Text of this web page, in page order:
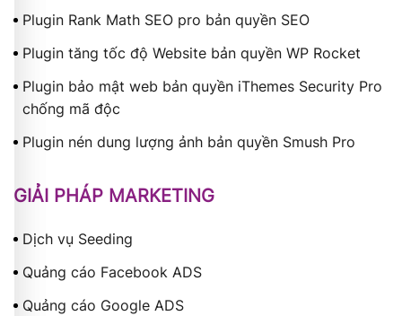
Plugin Rank Math SEO pro bản quyền SEO
Plugin tăng tốc độ Website bản quyền WP Rocket
Plugin bảo mật web bản quyền iThemes Security Pro
chống mã độc
Plugin nén dung lượng ảnh bản quyền Smush Pro
GIẢI PHÁP MARKETING
Dịch vụ Seeding
Quảng cáo Facebook ADS
Quảng cáo Google ADS